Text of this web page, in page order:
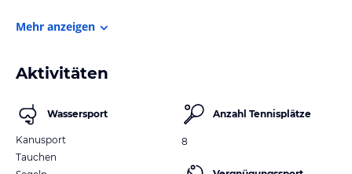
Mehr anzeigen
Aktivitäten
Wassersport
Kanusport
Tauchen
Anzahl Tennisplätze
8